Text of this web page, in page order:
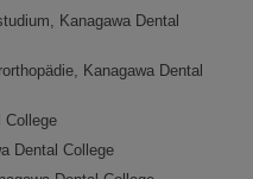
Kanagawa Dental
Kanagawa Dental
College
Dental College